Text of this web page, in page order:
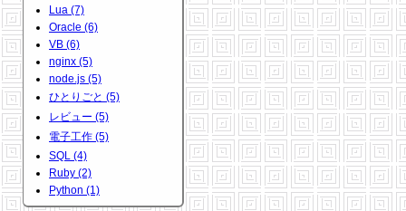
Lua (7)
Oracle (6)
VB (6)
nginx (5)
node.js (5)
ひとりごと (5)
レビュー (5)
電子工作 (5)
SQL (4)
Ruby (2)
Python (1)